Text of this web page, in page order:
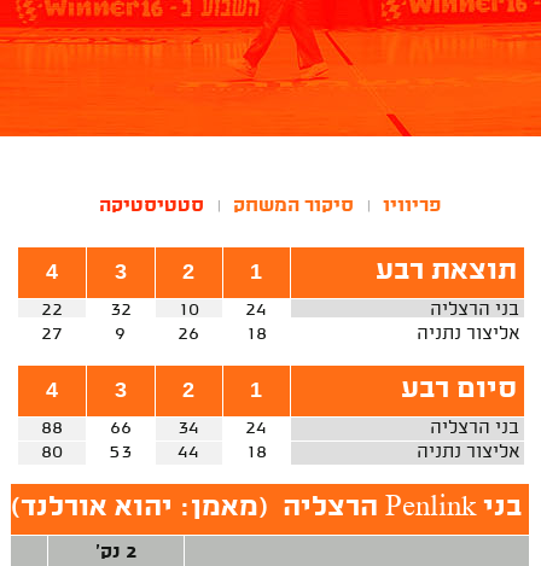
פריוויו סיקור המשחק סטטיסטיקה
תוצאת רבע 1
2
3
4
בני הרצליה 24
10
32
22
אליצור נתניה
18
26
9
27
סיום רבע 1
2
3
4
בני הרצליה 24
34
66
88
אליצור נתניה
18
44
53
80
בני Penlink הרצליה (מאמן: יהוא אורלנד)
2 נק'